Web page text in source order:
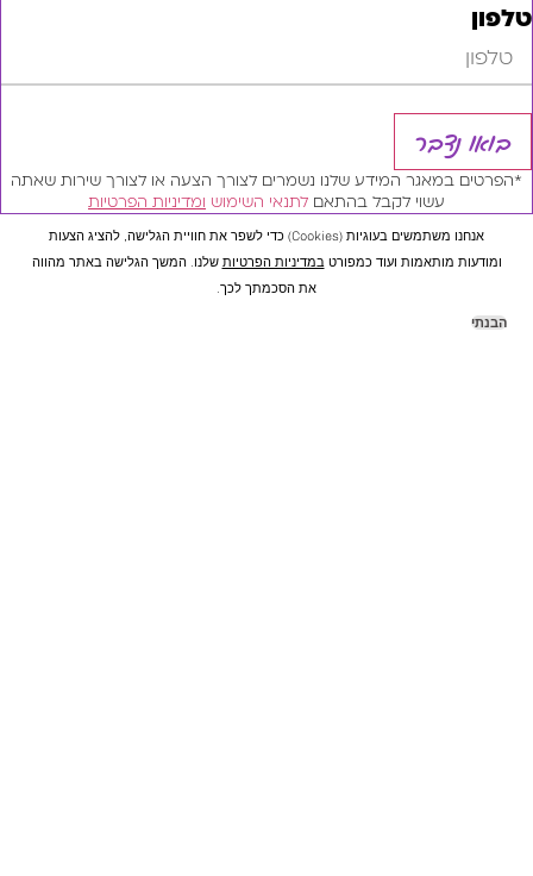
נדבר
במאגר המידע שלנו נשמרים לצורך הצעה או לצורך שירות שאתה
עשוי לקבל בהתאםלתנאי השימושומדיניות הפרטיות
אנחנו משתמשים בעוגיות (cookies) כדי לשפר את חוויית הגלישה, להציג הצעות
מותאמות ועוד כמפורטבמדיניות הפרטיותשלנו. המשך הגלישה באתר מהווה
את הסכמתך לכך.